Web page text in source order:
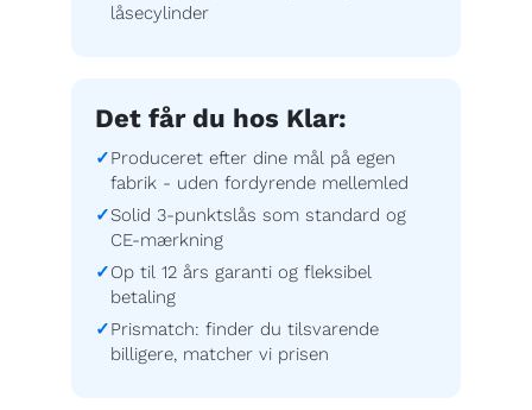
låsecylinder
Det får du hos Klar:
Produceret efter dine mål på egen
fabrik - uden fordyrende mellemled
Solid 3-punktslås som standard og
CE-mærkning
Op til 12 års garanti og fleksibel
betaling
Prismatch: finder du tilsvarende
billigere, matcher vi prisen